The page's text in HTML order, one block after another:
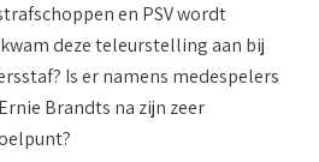
en PSV wordt
deze teleurstelling aan bij
Is er namens medespelers
Brandts na zijn zeer